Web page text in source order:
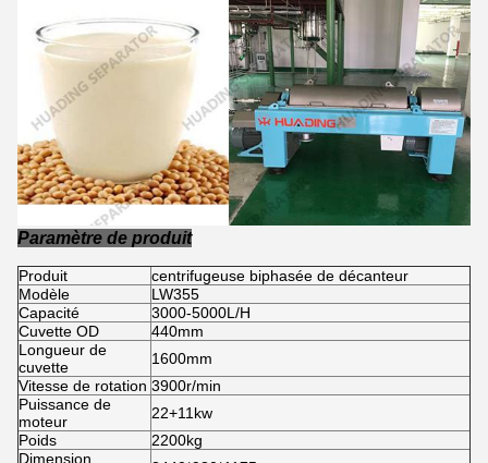
Paramètre de produit
Produit
centrifugeuse biphasée de décanteur
Modèle
LW355
Capacité
3000-5000L/H
Cuvette OD
440mm
Longueur de
cuvette
1600mm
Vitesse de rotation 3900r/min
Puissance de
moteur
22+11kw
Poids
2200kg
Dimension